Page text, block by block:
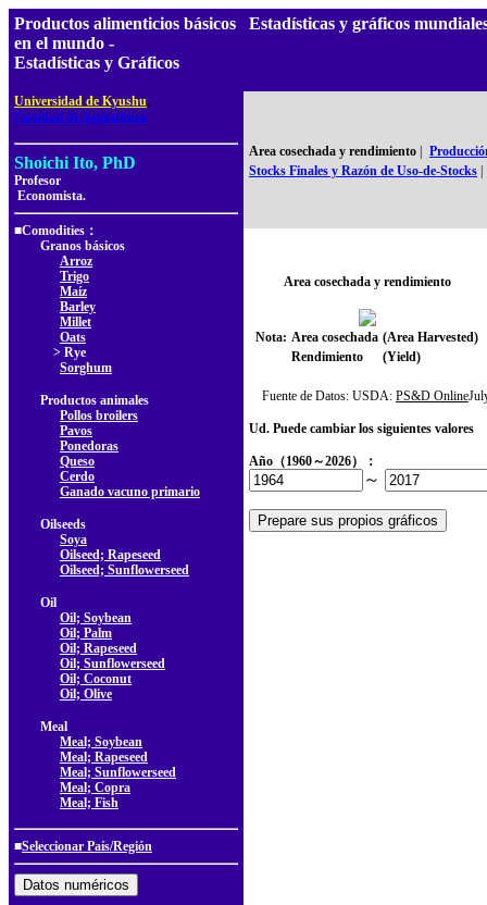
Productos alimenticios básicos
en el mundo -
Estadísticas y Gráficos
Universidad de Kyushu,
Facultad de Agricultura
Shoichi Ito, PhD
Profesor
Economista.
■Comodities：
Granos básicos
Arroz
Trigo
Maíz
Barley
Millet
Oats
> Rye
Sorghum
Productos animales
Pollos broilers
Pavos
Ponedoras
Queso
Cerdo
Ganado vacuno primario
Oilseeds
Soya
Oilseed; Rapeseed
Oilseed; Sunflowerseed
Oil
Oil; Soybean
Oil; Palm
Oil; Rapeseed
Oil; Sunflowerseed
Oil; Coconut
Oil; Olive
Meal
Meal; Soybean
Meal; Rapeseed
Meal; Sunflowerseed
Meal; Copra
Meal; Fish
■Seleccionar País/Región
Estadísticas y gráficos
Area cosechada y rendimiento
Stocks Finales y Razón de Uso-de-Stocks
Area cosechada y rendimiento
Nota: Area cosechada (Area Harvested)
Rendimiento
(Yield)
Fuente de Datos: USDA: PS&D Online
Ud. Puede cambiar los siguientes valores
Año（1960～2026）：
～